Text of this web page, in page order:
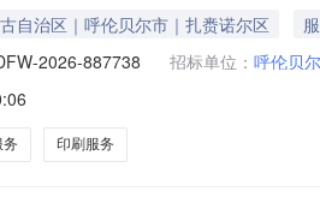
自治区｜呼伦贝尔市｜扎赉诺尔区
2026-887738 招标单位： 呼伦贝
务 印刷服务